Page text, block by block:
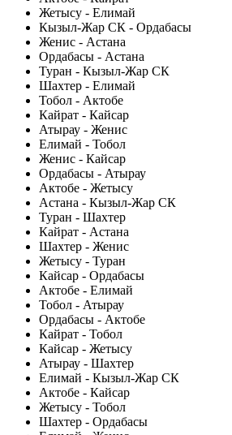
Жетысу - Елимай
Кызыл-Жар СК - Ордабасы
Женис - Астана
Ордабасы - Астана
Туран - Кызыл-Жар СК
Шахтер - Елимай
Тобол - Актобе
Кайрат - Кайсар
Атырау - Женис
Елимай - Тобол
Женис - Кайсар
Ордабасы - Атырау
Актобе - Жетысу
Астана - Кызыл-Жар СК
Туран - Шахтер
Кайрат - Астана
Шахтер - Женис
Жетысу - Туран
Кайсар - Ордабасы
Актобе - Елимай
Тобол - Атырау
Ордабасы - Актобе
Кайрат - Тобол
Кайсар - Жетысу
Атырау - Шахтер
Елимай - Кызыл-Жар СК
Актобе - Кайсар
Жетысу - Тобол
Шахтер - Ордабасы